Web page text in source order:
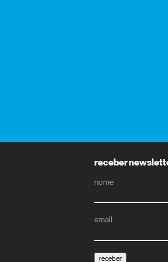
receber
nome
email
receber